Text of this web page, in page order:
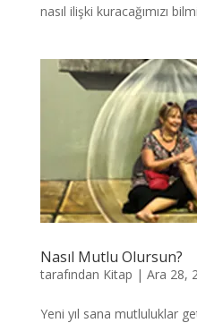
nasıl ilişki kuracağımızı
Nasıl Mutlu Olursun?
tarafından Kitap | Ara 28,
Yeni yıl sana mutluluklar